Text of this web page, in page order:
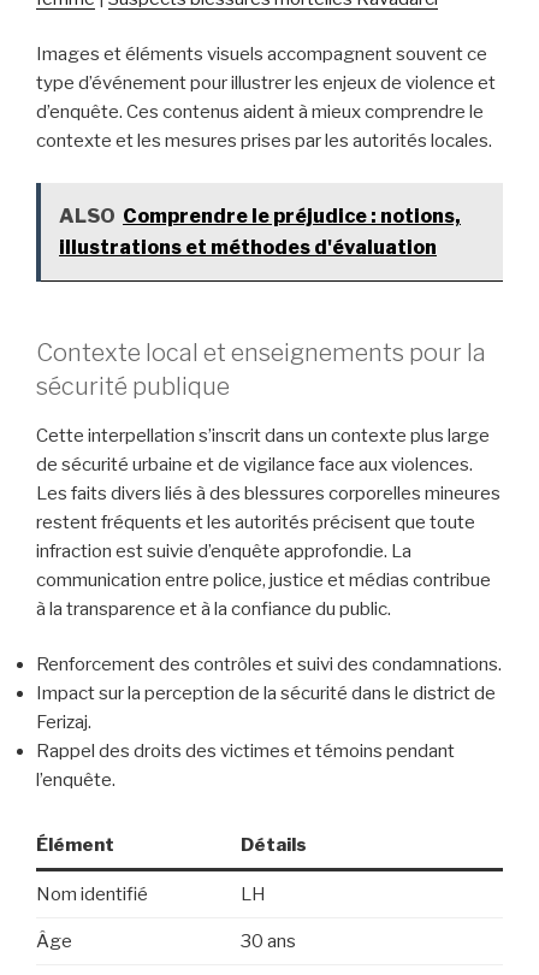
Images et éléments visuels accompagnent souvent ce
type d’événement pour illustrer les enjeux de violence et
d’enquête. Ces contenus aident à mieux comprendre le
contexte et les mesures prises par les autorités locales.
ALSO Comprendre le préjudice : notions,
illustrations et méthodes d'évaluation
Contexte local et enseignements pour la
sécurité publique
Cette interpellation s’inscrit dans un contexte plus large
de sécurité urbaine et de vigilance face aux violences.
Les faits divers liés à des blessures corporelles mineures
restent fréquents et les autorités précisent que toute
infraction est suivie d’enquête approfondie. La
communication entre police, justice et médias contribue
à la transparence et à la confiance du public.
Renforcement des contrôles et suivi des condamnations.
Impact sur la perception de la sécurité dans le district de
Ferizaj.
Rappel des droits des victimes et témoins pendant
l’enquête.
Élément Détails
Nom identifié LH
Âge 30 ans